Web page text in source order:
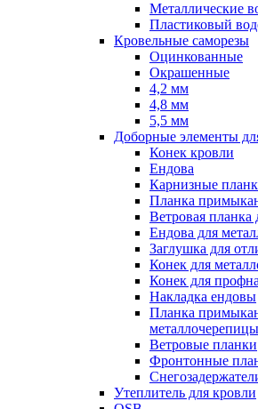
Металлические
Пластиковый
Кровельные саморезы
Оцинкованные
Окрашенные
4,2 мм
4,8 мм
5,5 мм
Доборные элементы
Конек кровли
Ендова
Карнизные
Планка
Ветровая планка
Ендова для
Заглушка для
Конек для
Конек для
Накладка ендовы
Планка
металлочерепицы
Ветровые планки
Фронтонные
Утеплитель для кровли